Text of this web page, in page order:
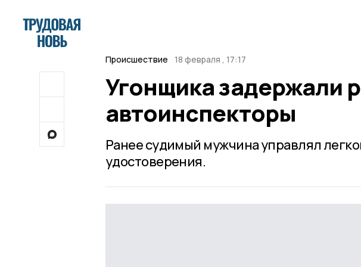
Происшествие 18 февраля , 17:17
Угонщика задержали
автоинспекторы
Ранее судимый мужчина управлял
удостоверения.